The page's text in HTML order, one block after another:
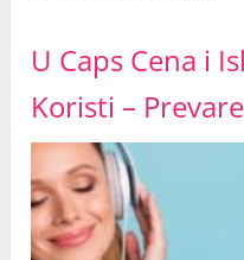
U Caps Cena i
Koristi –